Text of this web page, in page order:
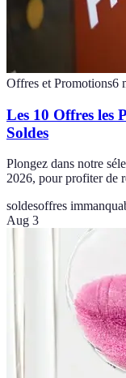
Offres et Promotions6
Les 10 Offres les
Soldes
Plongez dans notre
2026, pour profiter de
soldesoffres
Aug 3